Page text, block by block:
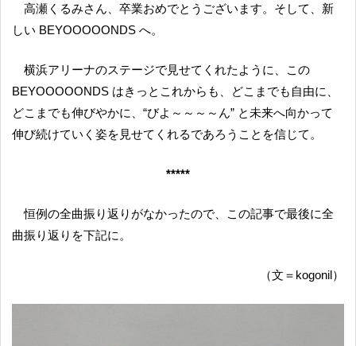
高瀬くるみさん、卒業おめでとうございます。そして、新
しい BEYOOOOONDS へ。
横浜アリーナのステージで見せてくれたように、この
BEYOOOOONDS はきっとこれからも、どこまでも自由に、
どこまでも伸びやかに、“びよ～～～～ん” と未来へ向かって
伸び続けていく姿を見せてくれるであろうことを信じて。
*****
恒例の全曲振り返りがなかったので、この記事で最後に全
曲振り返りを下記に。
（文＝kogonil）